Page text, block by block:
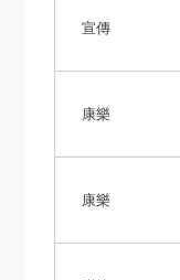
宣傳
康樂
康樂